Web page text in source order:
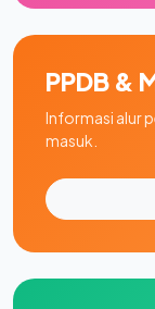
PPDB &
Informasi alur
masuk.